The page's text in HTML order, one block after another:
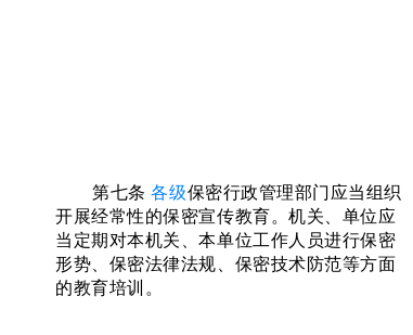
第七条 各级保密行政管理部门 应当组织
开展经常性的保密宣传教育。机关、单位应
当定期对本机关、本单位工作人员进行保密
形势、保密法律法规、保密技术防范等方面
的教育培训。